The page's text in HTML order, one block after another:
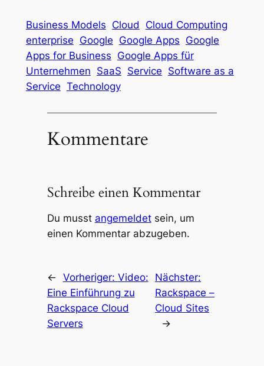
Business Models Cloud
Cloud Computing
enterprise Google Google Apps Google
Apps for Business Google Apps für
Unternehmen SaaS Service Software as a
Service Technology
Kommentare
Schreibe einen Kommentar
Du musst angemeldetsein, um
einen Kommentar abzugeben.
← Vorheriger: Video:
Eine Einführung zu
Rackspace Cloud
Servers
Nächster:
Rackspace –
Cloud Sites
→